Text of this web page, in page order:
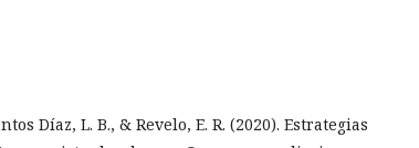
Díaz, L. B., & Revelo, E. R. (2020). Estrategias